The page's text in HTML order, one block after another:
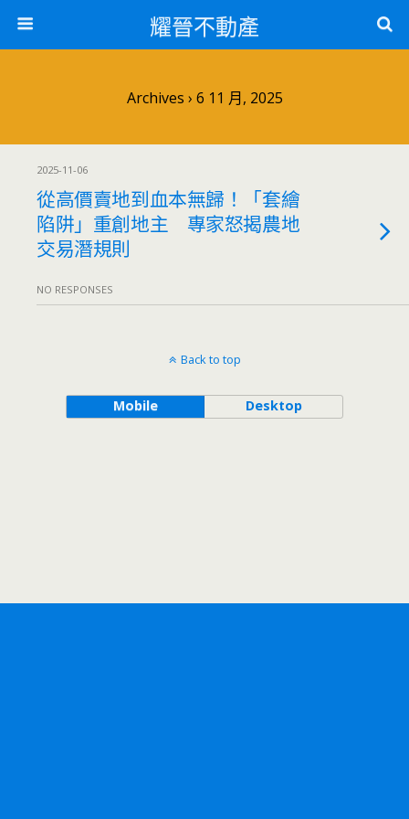
耀晉不動產
Archives › 6 11 月, 2025
2025-11-06
從高價賣地到血本無歸！「套繪
陷阱」重創地主 專家怒揭農地
交易潛規則
NO RESPONSES
Back to top
Mobile Desktop